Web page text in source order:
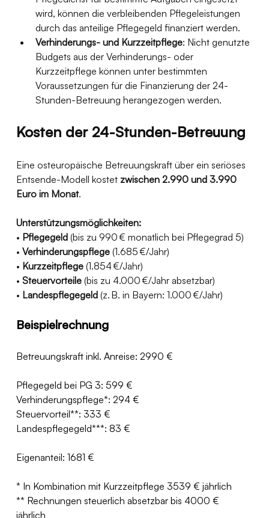
wird, können die verbleibenden Pflegeleistungen
durch das anteilige Pflegegeld finanziert werden.
Verhinderungs- und Kurzzeitpflege: Nicht genutzte
Budgets aus der Verhinderungs- oder
Kurzzeitpflege können unter bestimmten
Voraussetzungen für die Finanzierung der 24-
Stunden-Betreuung herangezogen werden.
Kosten der 24-Stunden-Betreuung
Eine osteuropäische Betreuungskraft über ein seriöses
Entsende-Modell kostet zwischen 2.990 und 3.990
Euro im Monat.
Unterstützungsmöglichkeiten:
• Pflegegeld (bis zu 990 € monatlich bei Pflegegrad 5)
• Verhinderungspflege (1.685 €/Jahr)
• Kurzzeitpflege (1.854 €/Jahr)
• Steuervorteile (bis zu 4.000 €/Jahr absetzbar)
• Landespflegegeld (z. B. in Bayern: 1.000 €/Jahr)
Beispielrechnung
Betreuungskraft inkl. Anreise: 2990 €
Pflegegeld bei PG 3: 599 €
Verhinderungspflege*: 294 €
Steuervorteil**: 333 €
Landespflegegeld***: 83 €
Eigenanteil: 1681 €
* In Kombination mit Kurzzeitpflege 3539 € jährlich
** Rechnungen steuerlich absetzbar bis 4000 €
jährlich